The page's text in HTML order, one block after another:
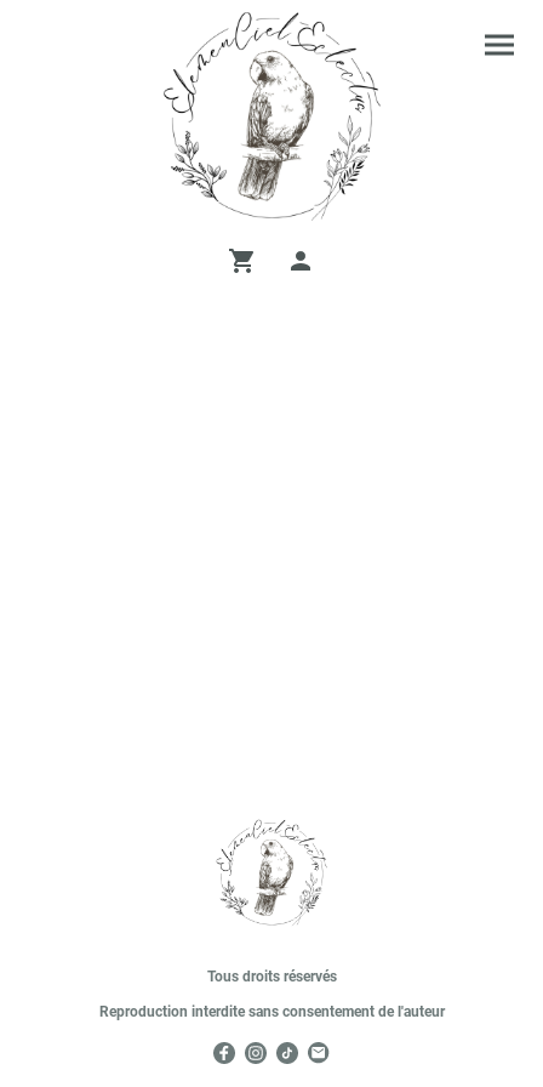
Tous droits réservés
Reproduction interdite sans consentement de l'auteur